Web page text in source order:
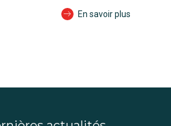
En savoir plus